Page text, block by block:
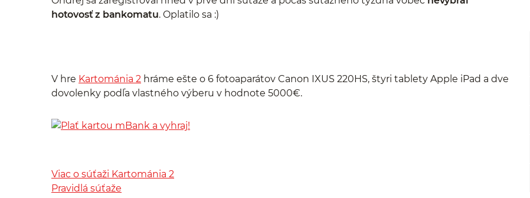
hotovosť z bankomatu. Oplatilo sa :)
V hre Kartománia 2 hráme ešte o 6 fotoaparátov Canon IXUS 220HS, štyri tablety Apple iPad a dve
dovolenky podľa vlastného výberu v hodnote 5000€.
Viac o súťaži Kartománia 2
Pravidlá súťaže